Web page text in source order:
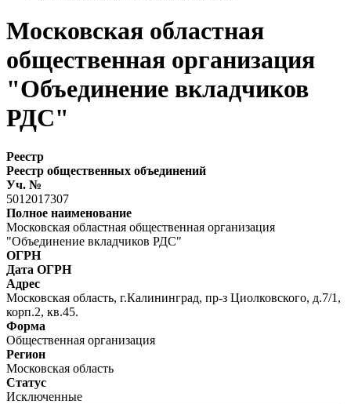
Московская областная
общественная организация
"Объединение вкладчиков
РДС"
Реестр
Реестр общественных объединений
Уч. №
5012017307
Полное наименование
Московская областная общественная организация
"Объединение вкладчиков РДС"
ОГРН
Дата ОГРН
Адрес
Московская область, г.Калининград, пр-з Циолковского, д.7/1,
корп.2, кв.45.
Форма
Общественная организация
Регион
Московская область
Статус
Исключенные